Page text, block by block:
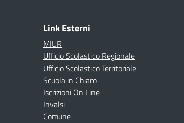
Link Esterni
MIUR
Ufficio Scolastico Regionale
Ufficio Scolastico Territoriale
Scuola in Chiaro
Iscrizioni On Line
Invalsi
Comune